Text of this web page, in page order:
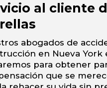
al cliente
abogados de
en Nueva York
para obtener
que se